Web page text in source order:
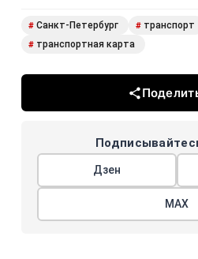
# Санкт-Петербург # транспорт
# транспортная карта
Дзен
МАХ